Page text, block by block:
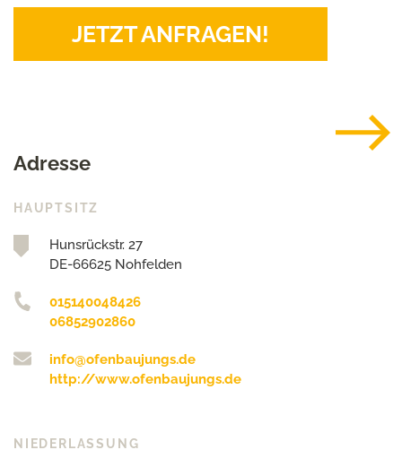
JETZT ANFRAGEN!
Adresse
HAUPTSITZ
Hunsrückstr. 27
DE-66625 Nohfelden
015140048426
06852902860
info@ofenbaujungs.de
http://www.ofenbaujungs.de
NIEDERLASSUNG